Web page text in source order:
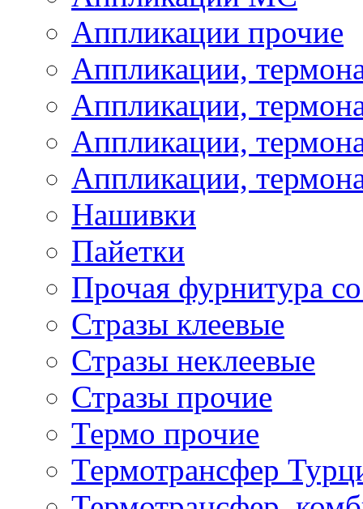
Аппликации прочие
Аппликации,
Аппликации,
Аппликации,
Аппликации,
Нашивки
Пайетки
Прочая фурнитура
Стразы клеевые
Стразы неклеевые
Стразы прочие
Термо прочие
Термотрансфер